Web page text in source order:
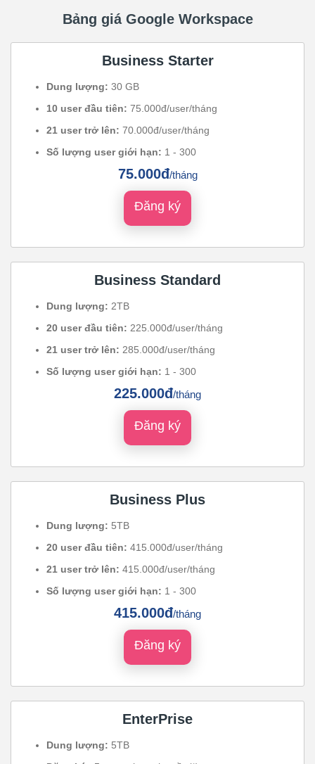
Bảng giá Google Workspace
Business Starter
Dung lượng: 30 GB
10 user đầu tiên: 75.000đ/user/tháng
21 user trở lên: 70.000đ/user/tháng
Số lượng user giới hạn: 1 - 300
75.000đ/tháng
Đăng ký
Business Standard
Dung lượng: 2TB
20 user đầu tiên: 225.000đ/user/tháng
21 user trở lên: 285.000đ/user/tháng
Số lượng user giới hạn: 1 - 300
225.000đ/tháng
Đăng ký
Business Plus
Dung lượng: 5TB
20 user đầu tiên: 415.000đ/user/tháng
21 user trở lên: 415.000đ/user/tháng
Số lượng user giới hạn: 1 - 300
415.000đ/tháng
Đăng ký
EnterPrise
Dung lượng: 5TB